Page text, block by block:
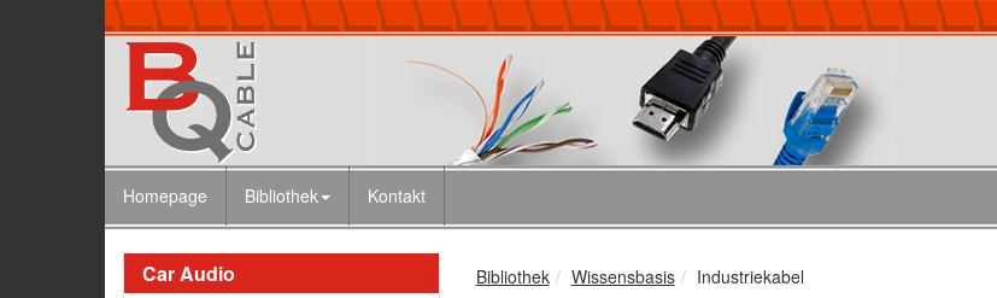
Homepage Bibliothek Kontakt
Car Audio Bibliothek Wissensbasis Industriekabel